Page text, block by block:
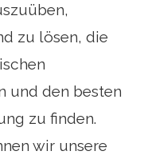
zu lösen, die
und den besten
zu finden.
wir unsere